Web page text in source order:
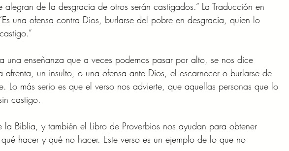
alegran de la desgracia de otros serán castigados.” La Traducción en
una ofensa contra Dios, burlarse del pobre en desgracia, quien lo
una enseñanza que a veces podemos pasar por alto, se nos dice
afrenta, un insulto, o una ofensa ante Dios, el escarnecer o burlarse de
Lo más serio es que el verso nos advierte, que aquellas personas que lo
castigo.
la Biblia, y también el Libro de Proverbios nos ayudan para obtener
hacer y qué no hacer. Este verso es un ejemplo de lo que no